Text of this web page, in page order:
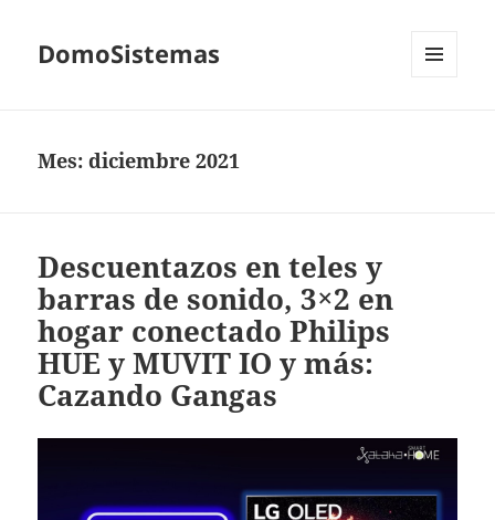
DomoSistemas
Mes:diciembre 2021
Descuentazos en teles y
barras de sonido, 3×2 en
hogar conectado Philips
HUE y MUVIT IO y más:
Cazando Gangas